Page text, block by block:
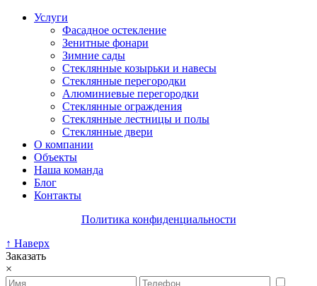
Услуги
Фасадное остекление
Зенитные фонари
Зимние сады
Стеклянные козырьки и навесы
Стеклянные перегородки
Алюминиевые перегородки
Стеклянные ограждения
Стеклянные лестницы и полы
Стеклянные двери
О компании
Объекты
Наша команда
Блог
Контакты
Политика конфиденциальности
↑ Наверх
Заказать
×